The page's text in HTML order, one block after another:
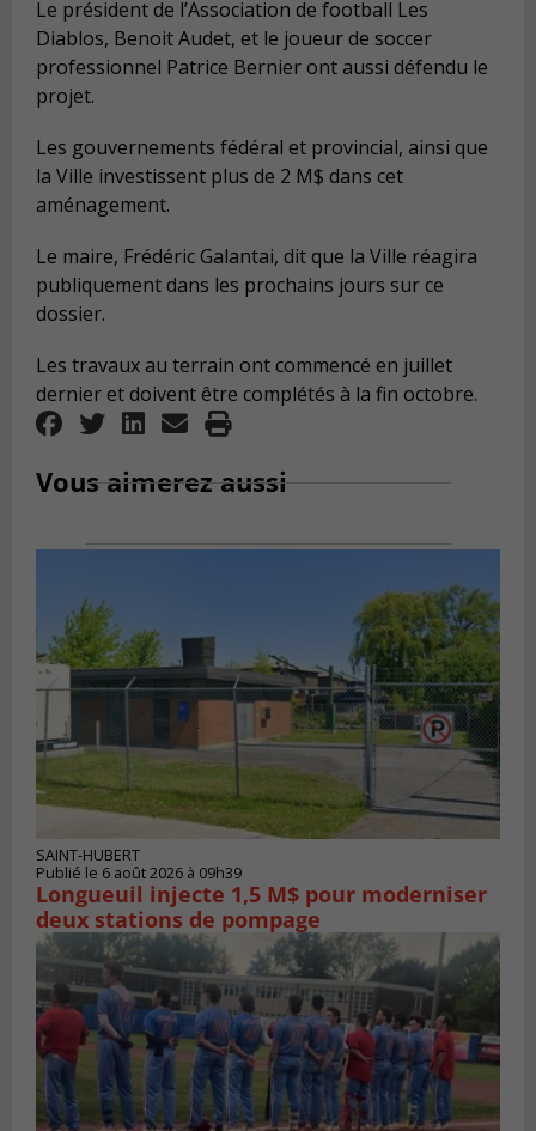
Le président de l’Association de football Les
Diablos, Benoit Audet, et le joueur de soccer
professionnel Patrice Bernier ont aussi défendu le
projet.
Les gouvernements fédéral et provincial, ainsi que
la Ville investissent plus de 2 M$ dans cet
aménagement.
Le maire, Frédéric Galantai, dit que la Ville réagira
publiquement dans les prochains jours sur ce
dossier.
Les travaux au terrain ont commencé en juillet
dernier et doivent être complétés à la fin octobre.
Vous aimerez aussi
SAINT-HUBERT
Publié le 6 août 2026 à 09h39
Longueuil injecte 1,5 M$ pour moderniser
deux stations de pompage